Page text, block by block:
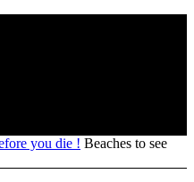
Beaches to see